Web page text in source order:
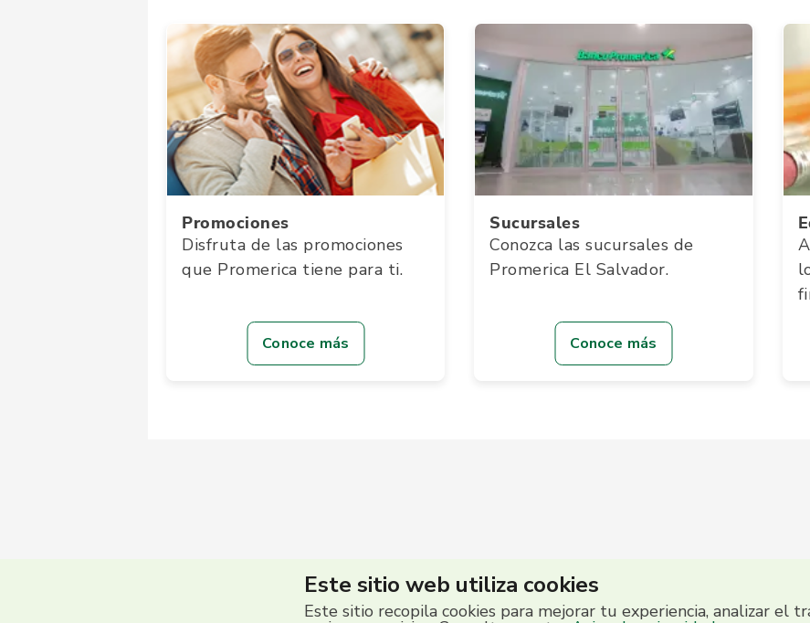
Promociones
Disfruta de las promociones
que Promerica tiene para ti.
Conoce más
Sucursales
Conozca las sucursales de
Promerica El Salvador.
Conoce más
Este sitio web utiliza cookies
Este sitio recopila cookies para mejorar tu experiencia, analizar el